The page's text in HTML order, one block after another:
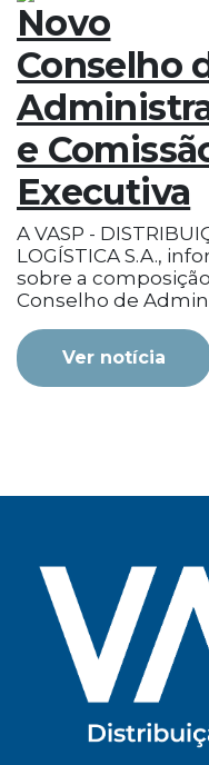
Novo
Conselho
e
Executiva
A VASP -
LOGÍSTICA S.A.,
sobre a
Conselho de
Ver notícia